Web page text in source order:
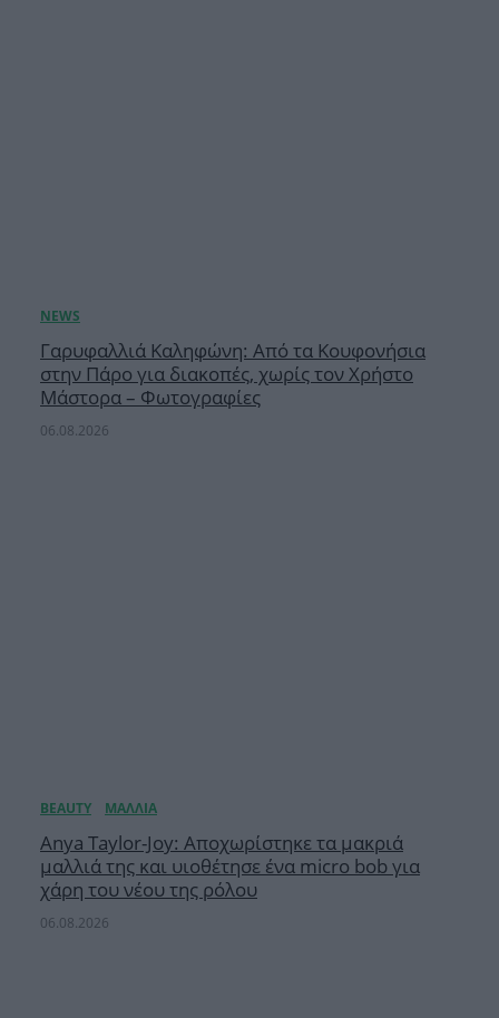
Γαρυφαλλιά Καληφώνη: Από τα Κουφονήσια
στην Πάρο για διακοπές, χωρίς τον Χρήστο
Μάστορα – Φωτογραφίες
06.08.2026
Anya Taylor-Joy: Αποχωρίστηκε τα μακριά
μαλλιά της και υιοθέτησε ένα micro bob για
χάρη του νέου της ρόλου
06.08.2026